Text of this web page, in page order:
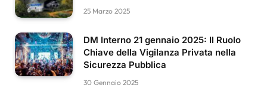
25 Marzo 2025
DM Interno 21 gennaio 2025: Il Ruolo
Chiave della Vigilanza Privata nella
Sicurezza Pubblica
30 Gennaio 2025